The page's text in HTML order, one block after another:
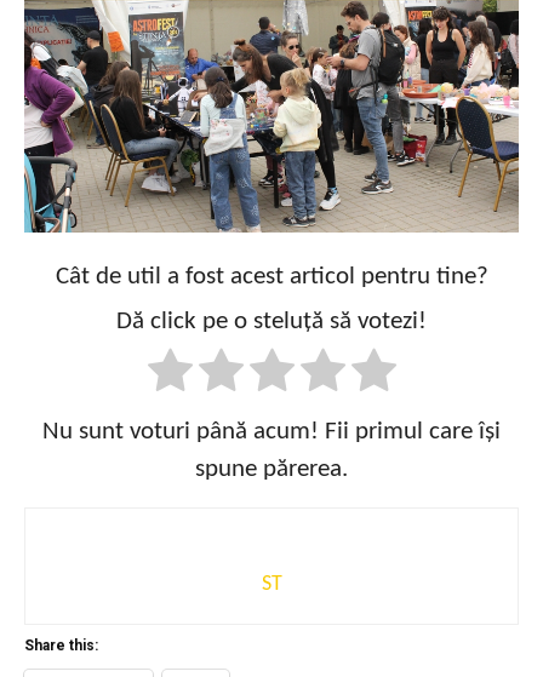
Cât de util a fost acest articol pentru tine?
Dă click pe o steluță să votezi!
Nu sunt voturi până acum! Fii primul care își
spune părerea.
ST
Share this: